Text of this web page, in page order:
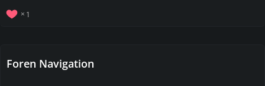
1
Foren Navigation